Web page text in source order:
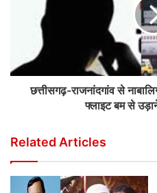
छत्तीसगढ़-राजनांदगांव से
फ्लाइट बम से
Related Articles